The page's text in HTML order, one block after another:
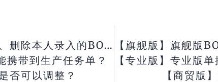
【旗舰版】旗舰版如何设置只能修改、删除本人录入的BOS 单据？
带到生产任务单？
否可以调整？
【专业版】专业版单据套
【商贸版